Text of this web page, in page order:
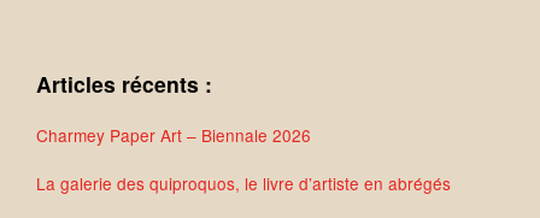
Articles récents :
Charmey Paper Art – Biennale 2026
La galerie des quiproquos, le livre d’artiste en abrégés